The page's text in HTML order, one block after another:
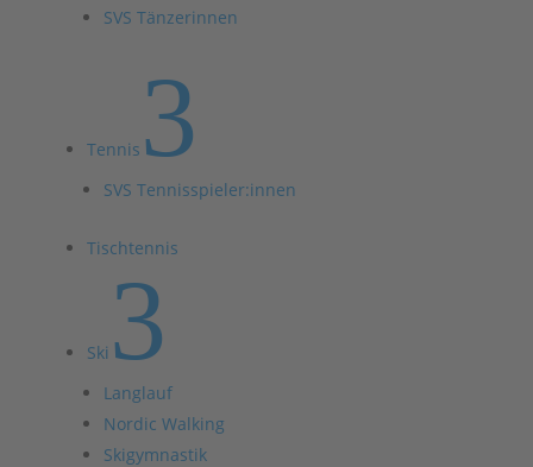
SVS Tänzerinnen
Tennis 3
SVS Tennisspieler:innen
Tischtennis
Ski 3
Langlauf
Nordic Walking
Skigymnastik